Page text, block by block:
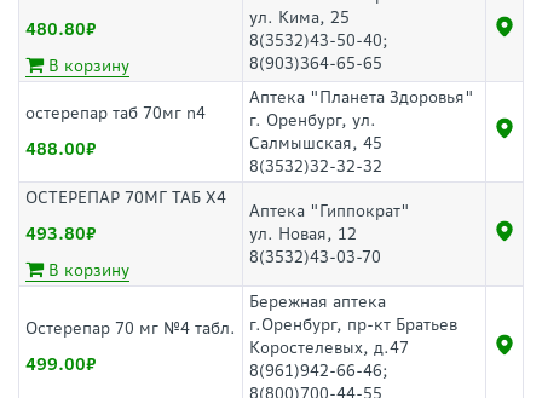
480.80
В корзину
ул. Кима, 25
8(3532)43-50-40;
8(903)364-65-65
остерепар таб 70мг n4
488.00
Аптека "Планета Здоровья"
г. Оренбург, ул.
Салмышская, 45
8(3532)32-32-32
ОСТЕРЕПАР 70МГ ТАБ Х4
493.80
В корзину
Аптека "Гиппократ"
ул. Новая, 12
8(3532)43-03-70
Остерепар 70 мг №4 табл.
499.00
Бережная аптека
г.Оренбург, пр-кт Братьев
Коростелевых, д.47
8(961)942-66-46;
8(800)700-44-55